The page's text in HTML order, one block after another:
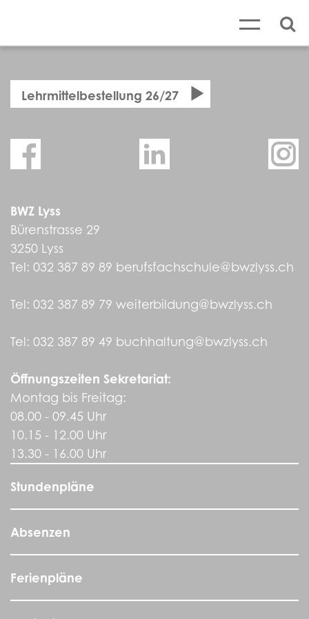
Lehrmittelbestellung 26/27
BWZ Lyss
Bürenstrasse 29
3250 Lyss
Tel: 032 387 89 89 berufsfachschule@bwzlyss.ch
Tel: 032 387 89 79 weiterbildung@bwzlyss.ch
Tel: 032 387 89 49 buchhaltung@bwzlyss.ch
Öffnungszeiten Sekretariat:
Montag bis Freitag:
08.00 - 09.45 Uhr
10.15 - 12.00 Uhr
13.30 - 16.00 Uhr
Stundenpläne
Absenzen
Ferienpläne